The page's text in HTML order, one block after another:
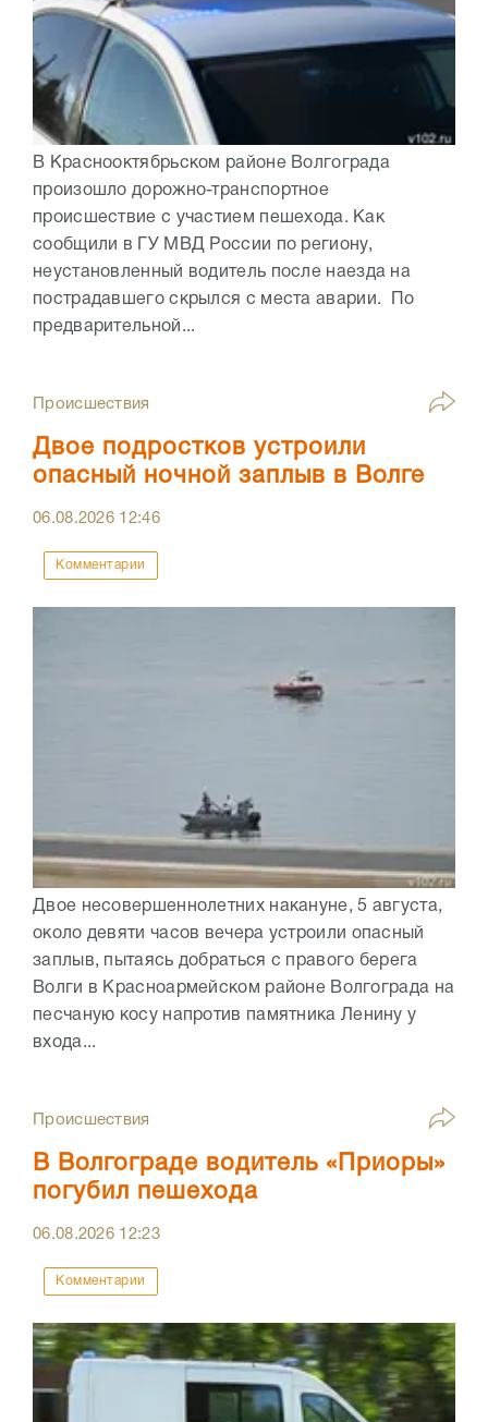
В Краснооктябрьском районе Волгограда
произошло дорожно-транспортное
происшествие с участием пешехода. Как
сообщили в ГУ МВД России по региону,
неустановленный водитель после наезда на
пострадавшего скрылся с места аварии. По
предварительной...
Происшествия
Двое подростков устроили
опасный ночной заплыв в Волге
06.08.2026 12:46
Комментарии
Двое несовершеннолетних накануне, 5 августа,
около девяти часов вечера устроили опасный
заплыв, пытаясь добраться с правого берега
Волги в Красноармейском районе Волгограда на
песчаную косу напротив памятника Ленину у
входа...
Происшествия
В Волгограде водитель «Приоры»
погубил пешехода
06.08.2026 12:23
Комментарии